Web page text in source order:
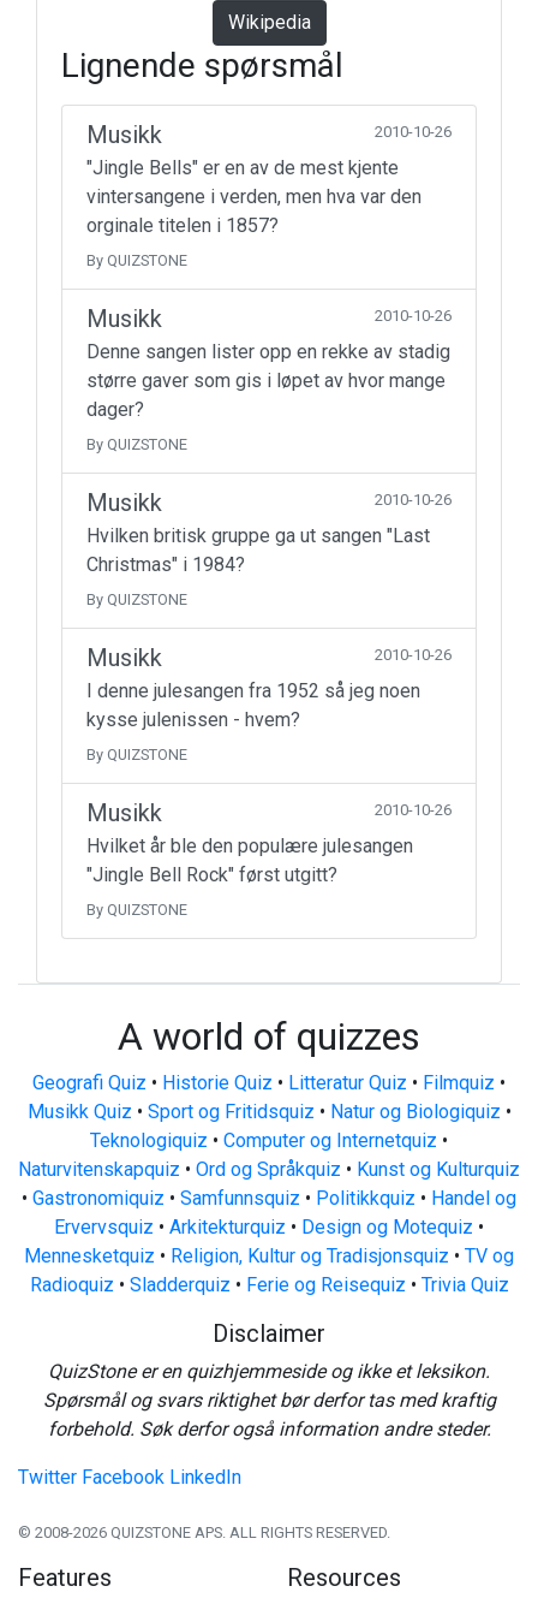
Wikipedia
Lignende spørsmål
Musikk 2010-10-26
"Jingle Bells" er en av de mest kjente
vintersangene i verden, men hva var den
orginale titelen i 1857?
By QUIZSTONE
Musikk 2010-10-26
Denne sangen lister opp en rekke av stadig
større gaver som gis i løpet av hvor mange
dager?
By QUIZSTONE
Musikk 2010-10-26
Hvilken britisk gruppe ga ut sangen "Last
Christmas" i 1984?
By QUIZSTONE
Musikk 2010-10-26
I denne julesangen fra 1952 så jeg noen
kysse julenissen - hvem?
By QUIZSTONE
Musikk 2010-10-26
Hvilket år ble den populære julesangen
"Jingle Bell Rock" først utgitt?
By QUIZSTONE
A world of quizzes
Geografi Quiz • Historie Quiz • Litteratur Quiz • Filmquiz •
Musikk Quiz • Sport og Fritidsquiz • Natur og Biologiquiz •
Teknologiquiz • Computer og Internetquiz •
Naturvitenskapquiz • Ord og Språkquiz • Kunst og Kulturquiz
• Gastronomiquiz • Samfunnsquiz • Politikkquiz • Handel og
Ervervsquiz • Arkitekturquiz • Design og Motequiz •
Mennesketquiz • Religion, Kultur og Tradisjonsquiz • TV og
Radioquiz • Sladderquiz • Ferie og Reisequiz • Trivia Quiz
Disclaimer
QuizStone er en quizhjemmeside og ikke et leksikon.
Spørsmål og svars riktighet bør derfor tas med kraftig
forbehold. Søk derfor også information andre steder.
Twitter Facebook LinkedIn
© 2008-2026 QUIZSTONE APS. ALL RIGHTS RESERVED.
Features Resources